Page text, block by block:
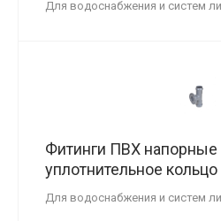
Для водоснабжения и систем
Фитинги ПВХ напорные
уплотнительное кольцо
Для водоснабжения и систем